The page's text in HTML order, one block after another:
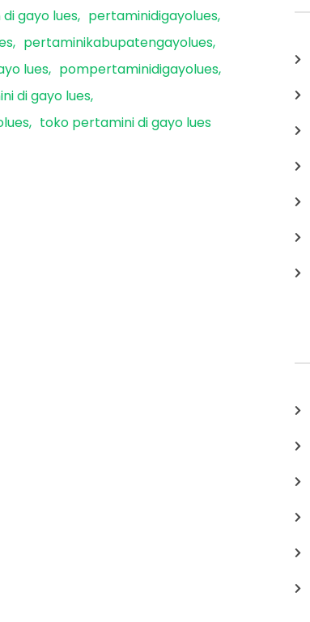
gayo lues
pertaminidigayolues
pertaminikabupatengayolues
lues
pompertaminidigayolues
di gayo lues
toko pertamini di gayo lues